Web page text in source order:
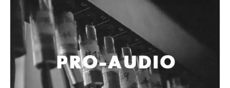
Cuerdas
Guitarra Metal
Guitarra Nylon
Guitarra Electrica